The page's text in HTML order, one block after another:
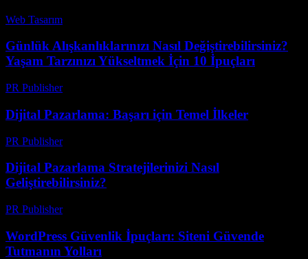
Web Tasarım
Günlük Alışkanlıklarınızı Nasıl Değiştirebilirsiniz?
Yaşam Tarzınızı Yükseltmek İçin 10 İpuçları
PR Publisher-
Dijital Pazarlama: Başarı için Temel İlkeler
PR Publisher-
Dijital Pazarlama Stratejilerinizi Nasıl
Geliştirebilirsiniz?
PR Publisher-
WordPress Güvenlik İpuçları: Siteni Güvende
Tutmanın Yolları